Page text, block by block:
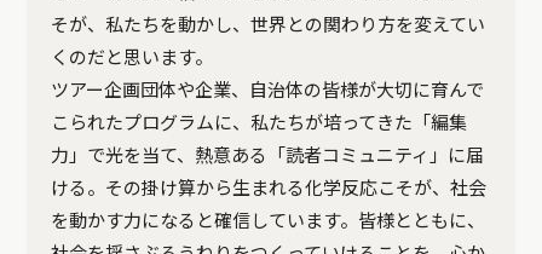
そが、私たちを動かし、世界との関わり方を変えてい
くのだと思います。
ツアー企画団体や企業、自治体の皆様が大切に育んで
こられたプログラムに、私たちが培ってきた「編集
力」で光を当て、熱意ある「読者コミュニティ」に届
ける。その掛け算から生まれる化学反応こそが、社会
を動かす力になると確信しています。皆様とともに、